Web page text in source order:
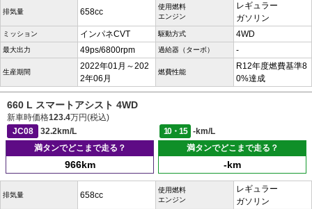
排気量 658cc
使用燃料
エンジン
レギュラー
ガソリン
ミッション インパネCVT 駆動方式 4WD
最大出力 49ps/6800rpm 過給器（ターボ） -
生産期間
2022年01月～202
2年06月
燃費性能
R12年度燃費基準8
0%達成
660 L スマートアシスト 4WD
新車時価格123.4万円(税込)
JC08
32.2km/L 10・15
-km/L
満タンでどこまで走る？
966km
満タンでどこまで走る？
-km
排気量 658cc
使用燃料
エンジン
レギュラー
ガソリン